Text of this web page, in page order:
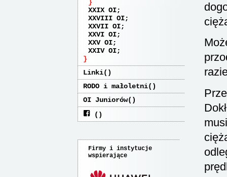
XXIX OI
XXVIII OI
XXVII OI
XXVI OI
XXV OI
XXIV OI
Linki
RODO i małoletni
OI Juniorów
Firmy i instytucje
wspierające